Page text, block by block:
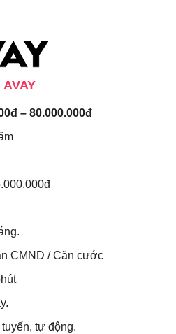
AVAY
– 80.000.000đ
CMND / Căn cước
tự động.